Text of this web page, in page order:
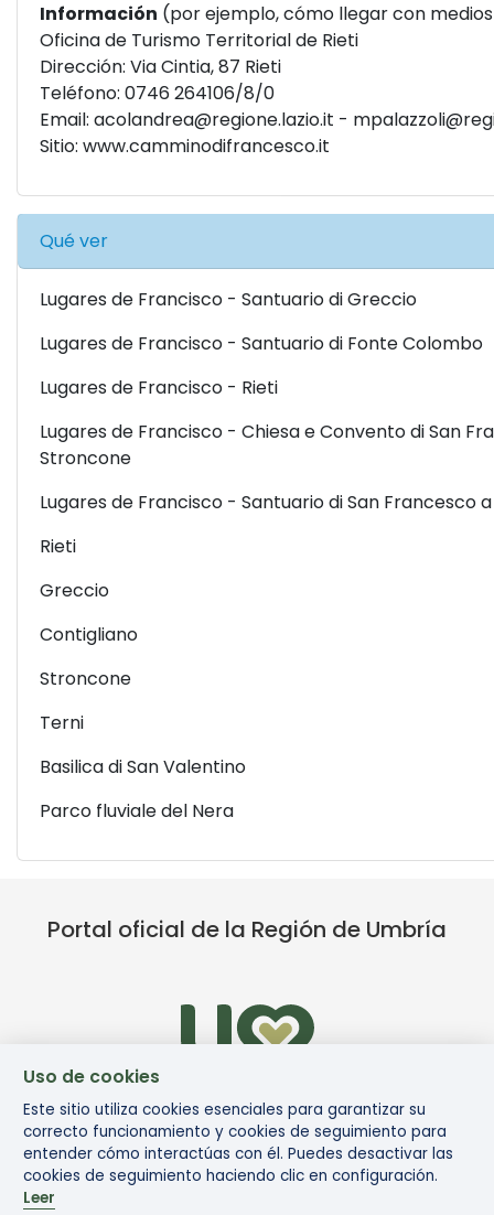
Información (por ejemplo, cómo llegar con
Oficina de Turismo Territorial de Rieti
Dirección: Via Cintia, 87 Rieti
Teléfono: 0746 264106/8/0
Email: acolandrea@regione.lazio.it -
Sitio: www.camminodifrancesco.it
Qué ver
Lugares de Francisco - Santuario di Greccio
Lugares de Francisco - Santuario di Fonte Colombo
Lugares de Francisco - Rieti
Lugares de Francisco - Chiesa e Convento di San
Stroncone
Lugares de Francisco - Santuario di San Francesco
Rieti
Greccio
Contigliano
Stroncone
Terni
Basilica di San Valentino
Parco fluviale del Nera
Portal oficial de la Región de Umbría
Uso de cookies
Este sitio utiliza cookies esenciales para garantizar su
correcto funcionamiento y cookies de seguimiento para
entender cómo interactúas con él. Puedes desactivar las
cookies de seguimiento haciendo clic en configuración.
Leer